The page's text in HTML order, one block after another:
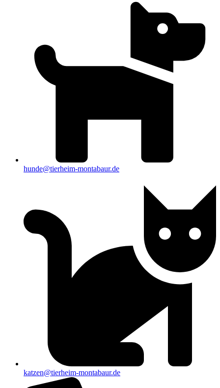
hunde@tierheim-montabaur.de
katzen@tierheim-montabaur.de